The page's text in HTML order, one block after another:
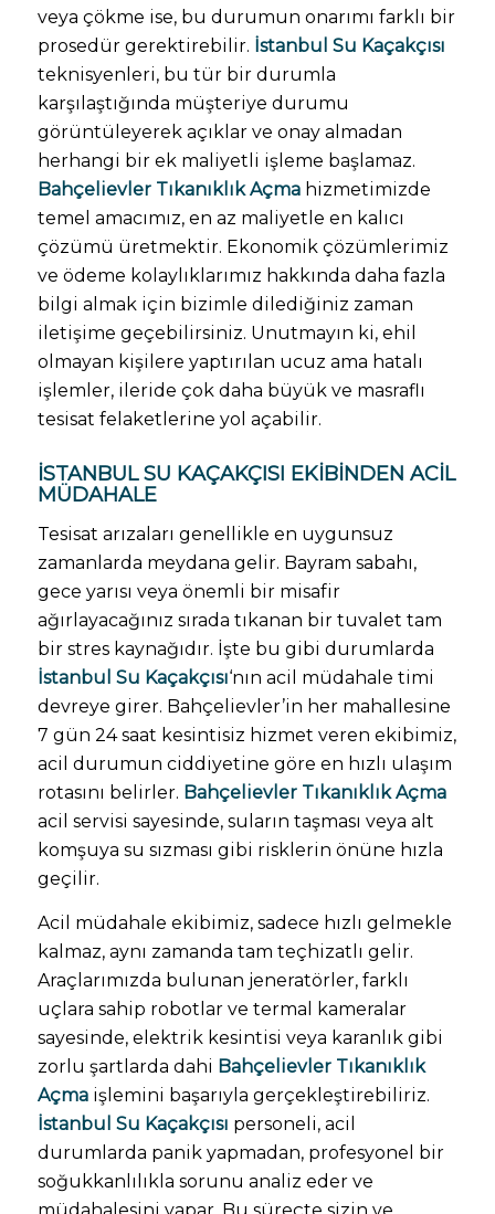
veya çökme ise, bu durumun onarımı farklı bir
prosedür gerektirebilir. İstanbul Su Kaçakçısı
teknisyenleri, bu tür bir durumla
karşılaştığında müşteriye durumu
görüntüleyerek açıklar ve onay almadan
herhangi bir ek maliyetli işleme başlamaz.
Bahçelievler Tıkanıklık Açmahizmetimizde
temel amacımız, en az maliyetle en kalıcı
çözümü üretmektir. Ekonomik çözümlerimiz
ve ödeme kolaylıklarımız hakkında daha fazla
bilgi almak için bizimle dilediğiniz zaman
iletişime geçebilirsiniz. Unutmayın ki, ehil
olmayan kişilere yaptırılan ucuz ama hatalı
işlemler, ileride çok daha büyük ve masraflı
tesisat felaketlerine yol açabilir.
İSTANBUL SU KAÇAKÇISI EKIBINDEN ACIL
MÜDAHALE
Tesisat arızaları genellikle en uygunsuz
zamanlarda meydana gelir. Bayram sabahı,
gece yarısı veya önemli bir misafir
ağırlayacağınız sırada tıkanan bir tuvalet tam
bir stres kaynağıdır. İşte bu gibi durumlarda
İstanbul Su Kaçakçısı‘nın acil müdahale timi
devreye girer. Bahçelievler’in her mahallesine
7 gün 24 saat kesintisiz hizmet veren ekibimiz,
acil durumun ciddiyetine göre en hızlı ulaşım
rotasını belirler. Bahçelievler Tıkanıklık Açma
acil servisi sayesinde, suların taşması veya alt
komşuya su sızması gibi risklerin önüne hızla
geçilir.
Acil müdahale ekibimiz, sadece hızlı gelmekle
kalmaz, aynı zamanda tam teçhizatlı gelir.
Araçlarımızda bulunan jeneratörler, farklı
uçlara sahip robotlar ve termal kameralar
sayesinde, elektrik kesintisi veya karanlık gibi
zorlu şartlarda dahi Bahçelievler Tıkanıklık
Açmaişlemini başarıyla gerçekleştirebiliriz.
İstanbul Su Kaçakçısı personeli, acil
durumlarda panik yapmadan, profesyonel bir
soğukkanlılıkla sorunu analiz eder ve